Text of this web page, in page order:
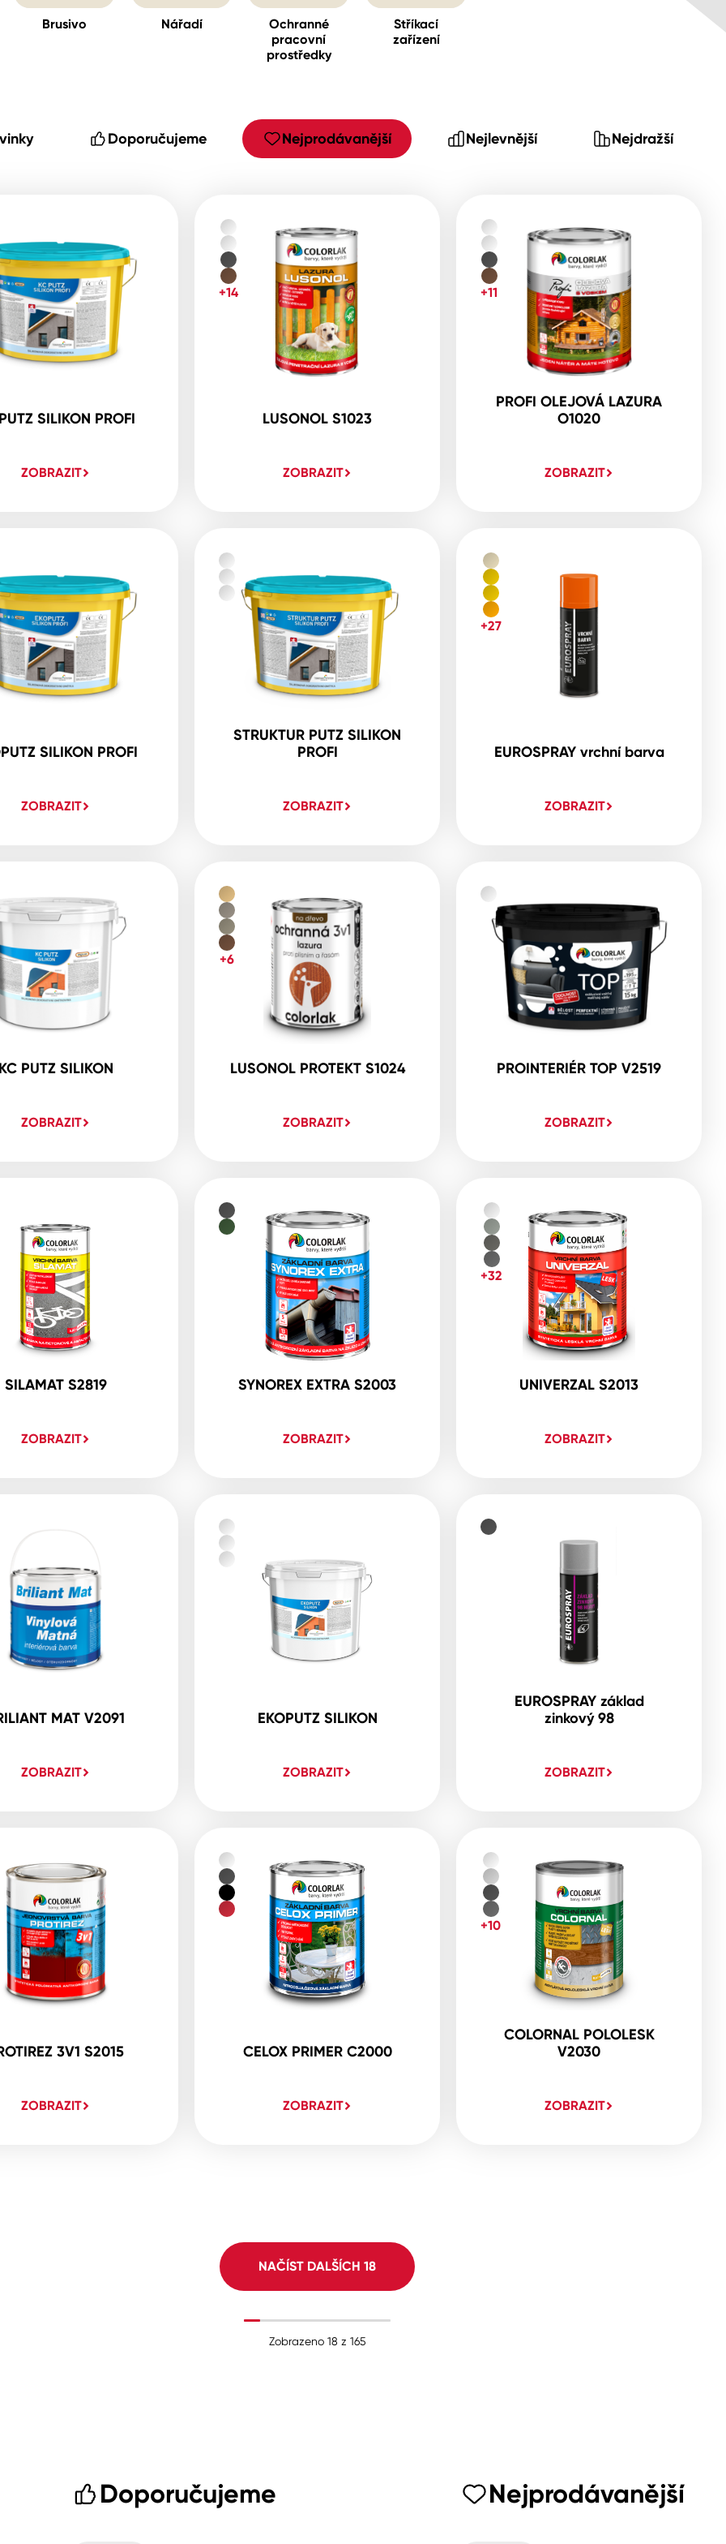
Brusivo Nářadí
Ochranné
pracovní
prostředky
Stříkací
zařízení
Doporučujeme Nejprodávanější Nejlevnější Nejdražší
SILIKON PROFI
ZOBRAZIT
LUSONOL S1023
ZOBRAZIT
+14
PROFI OLEJOVÁ LAZURA
O1020
ZOBRAZIT
+11
SILIKON PROFI
ZOBRAZIT
STRUKTUR PUTZ SILIKON
PROFI
ZOBRAZIT
EUROSPRAY vrchní barva
ZOBRAZIT
+27
PUTZ SILIKON
ZOBRAZIT
LUSONOL PROTEKT S1024
ZOBRAZIT
+6
PROINTERIÉR TOP V2519
ZOBRAZIT
SILAMAT S2819
ZOBRAZIT
SYNOREX EXTRA S2003
ZOBRAZIT
UNIVERZAL S2013
ZOBRAZIT
+32
MAT V2091
ZOBRAZIT
EKOPUTZ SILIKON
ZOBRAZIT
EUROSPRAY základ
zinkový 98
ZOBRAZIT
3V1 S2015
ZOBRAZIT
CELOX PRIMER C2000
ZOBRAZIT
COLORNAL POLOLESK
V2030
ZOBRAZIT
+10
NAČÍST DALŠÍCH 18
Zobrazeno 18 z 165
Doporučujeme Nejprodávanější